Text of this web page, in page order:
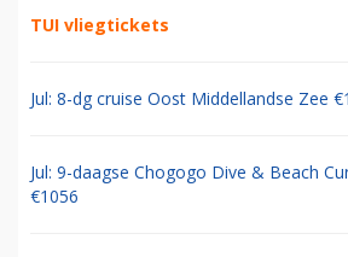
TUI vliegtickets
Jul: 8-dg cruise Oost Middellandse Zee
Jul: 9-daagse Chogogo Dive & Beach
€1056